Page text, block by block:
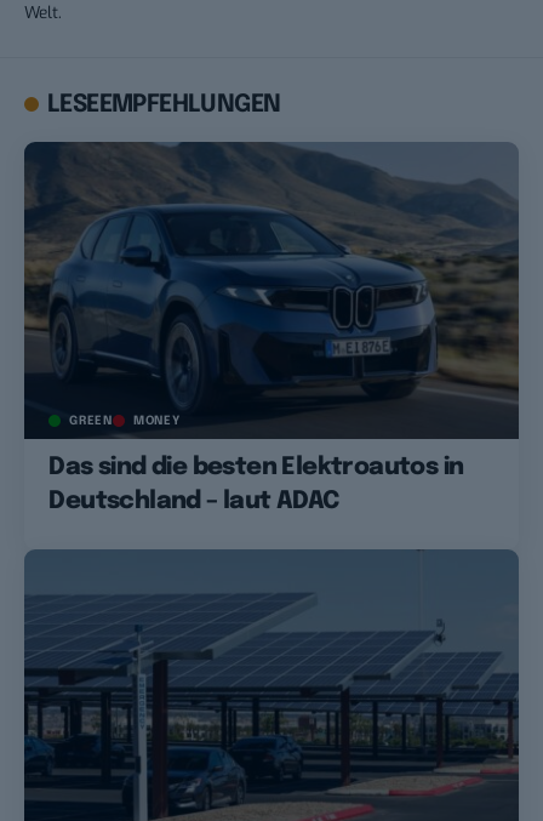
Welt.
LESEEMPFEHLUNGEN
GREEN MONEY
Das sind die besten Elektroautos in
Deutschland – laut ADAC